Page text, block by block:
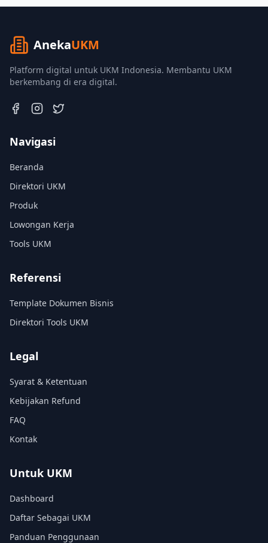
AnekaUKM
Platform digital untuk UKM Indonesia. Membantu UKM
berkembang di era digital.
Navigasi
Beranda
Direktori UKM
Produk
Lowongan Kerja
Tools UKM
Referensi
Template Dokumen Bisnis
Direktori Tools UKM
Legal
Syarat & Ketentuan
Kebijakan Refund
FAQ
Kontak
Untuk UKM
Dashboard
Daftar Sebagai UKM
Panduan Penggunaan